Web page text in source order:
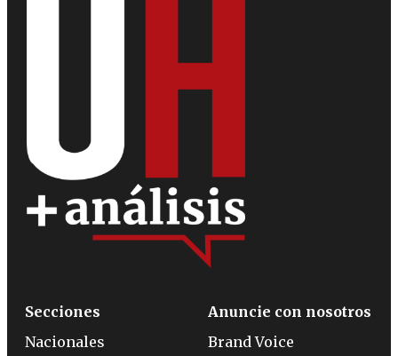
Secciones
Nacionales
Anuncie con nosotros
Brand Voice